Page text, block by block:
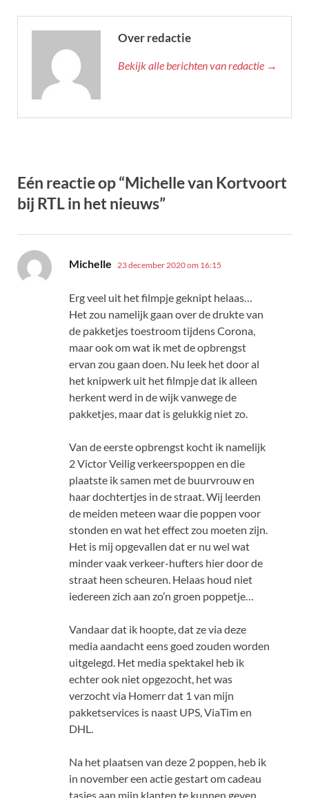
Over redactie
Bekijk alle berichten van redactie →
Eén reactie op “Michelle van Kortvoort
bij RTL in het nieuws”
Michelle schreef:
23 december 2020 om 16:15
Erg veel uit het filmpje geknipt helaas…
Het zou namelijk gaan over de drukte van
de pakketjes toestroom tijdens Corona,
maar ook om wat ik met de opbrengst
ervan zou gaan doen. Nu leek het door al
het knipwerk uit het filmpje dat ik alleen
herkent werd in de wijk vanwege de
pakketjes, maar dat is gelukkig niet zo.
Van de eerste opbrengst kocht ik namelijk
2 Victor Veilig verkeerspoppen en die
plaatste ik samen met de buurvrouw en
haar dochtertjes in de straat. Wij leerden
de meiden meteen waar die poppen voor
stonden en wat het effect zou moeten zijn.
Het is mij opgevallen dat er nu wel wat
minder vaak verkeer-hufters hier door de
straat heen scheuren. Helaas houd niet
iedereen zich aan zo’n groen poppetje…
Vandaar dat ik hoopte, dat ze via deze
media aandacht eens goed zouden worden
uitgelegd. Het media spektakel heb ik
echter ook niet opgezocht, het was
verzocht via Homerr dat 1 van mijn
pakketservices is naast UPS, ViaTim en
DHL.
Na het plaatsen van deze 2 poppen, heb ik
in november een actie gestart om cadeau
tasjes aan mijn klanten te kunnen geven,